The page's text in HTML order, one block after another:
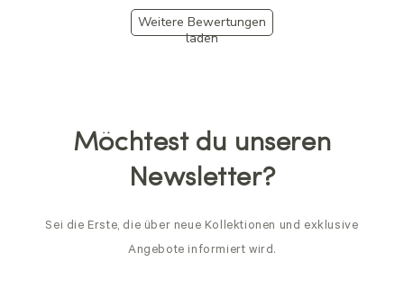
Weitere Bewertungen
laden
Möchtest du unseren
Newsletter?
Sei die Erste, die über neue Kollektionen und exklusive
Angebote informiert wird.